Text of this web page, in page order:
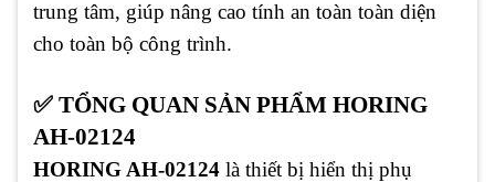
trung tâm, giúp nâng cao tính an toàn toàn diện
cho toàn bộ công trình.
✅ TỔNG QUAN SẢN PHẨM HORING
AH-02124
HORING AH-02124 là thiết bị hiển thị phụ